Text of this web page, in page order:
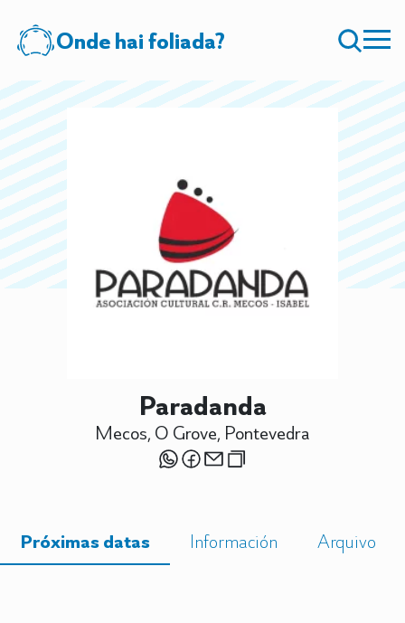
Onde hai foliada?
Paradanda
Mecos, O Grove, Pontevedra
Próximas datas Información Arquivo